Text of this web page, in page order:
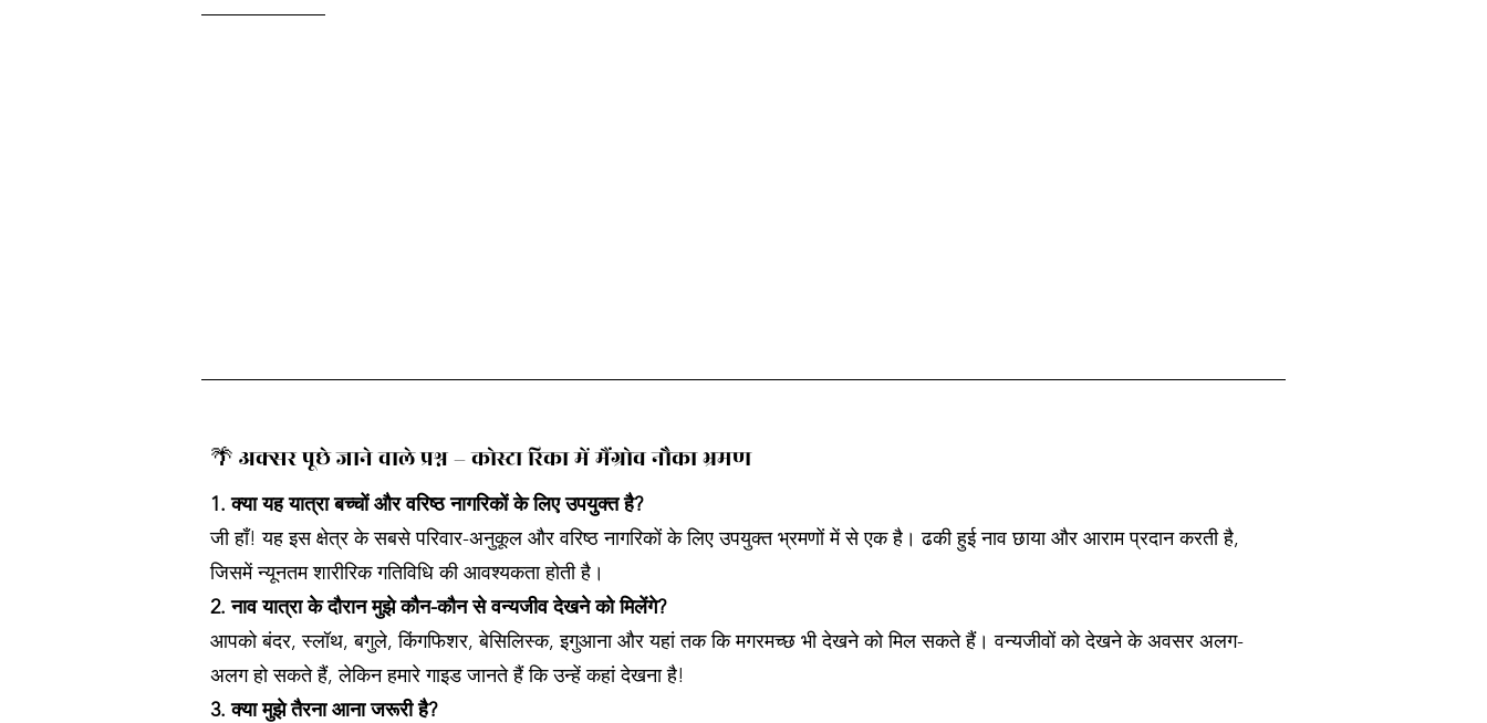
🌴 अक्सर पूछे जाने वाले प्रश्न – कोस्टा रिका में मैंग्रोव नौका भ्रमण
1. क्या यह यात्रा बच्चों और वरिष्ठ नागरिकों के लिए उपयुक्त है?
जी हाँ! यह इस क्षेत्र के सबसे परिवार-अनुकूल और वरिष्ठ नागरिकों के लिए उपयुक्त भ्रमणों में से एक है। ढकी हुई नाव छाया और आराम प्रदान करती है,
जिसमें न्यूनतम शारीरिक गतिविधि की आवश्यकता होती है।
2. नाव यात्रा के दौरान मुझे कौन-कौन से वन्यजीव देखने को मिलेंगे?
आपको बंदर, स्लॉथ, बगुले, किंगफिशर, बेसिलिस्क, इगुआना और यहां तक कि मगरमच्छ भी देखने को मिल सकते हैं। वन्यजीवों को देखने के अवसर अलग-
अलग हो सकते हैं, लेकिन हमारे गाइड जानते हैं कि उन्हें कहां देखना है!
3. क्या मुझे तैरना आना जरूरी है?